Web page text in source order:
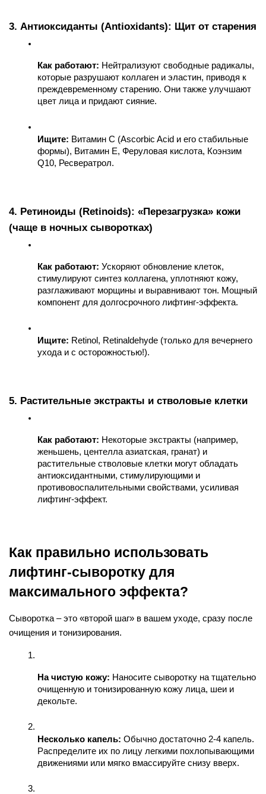
3. Антиоксиданты (Antioxidants): Щит от старения
Как работают: Нейтрализуют свободные радикалы,
которые разрушают коллаген и эластин, приводя к
преждевременному старению. Они также улучшают
цвет лица и придают сияние.
Ищите: Витамин C (Ascorbic Acid и его стабильные
формы), Витамин E, Феруловая кислота, Коэнзим
Q10, Ресвератрол.
4. Ретиноиды (Retinoids): «Перезагрузка» кожи
(чаще в ночных сыворотках)
Как работают: Ускоряют обновление клеток,
стимулируют синтез коллагена, уплотняют кожу,
разглаживают морщины и выравнивают тон. Мощный
компонент для долгосрочного лифтинг-эффекта.
Ищите: Retinol, Retinaldehyde (только для вечернего
ухода и с осторожностью!).
5. Растительные экстракты и стволовые клетки
Как работают: Некоторые экстракты (например,
женьшень, центелла азиатская, гранат) и
растительные стволовые клетки могут обладать
антиоксидантными, стимулирующими и
противовоспалительными свойствами, усиливая
лифтинг-эффект.
Как правильно использовать
лифтинг-сыворотку для
максимального эффекта?
Сыворотка – это «второй шаг» в вашем уходе, сразу после
очищения и тонизирования.
На чистую кожу: Наносите сыворотку на тщательно
очищенную и тонизированную кожу лица, шеи и
декольте.
Несколько капель: Обычно достаточно 2-4 капель.
Распределите их по лицу легкими похлопывающими
движениями или мягко вмассируйте снизу вверх.